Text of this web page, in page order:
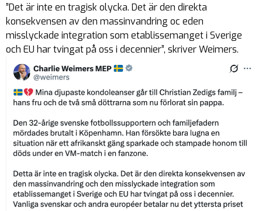
”Det är inte en tragisk olycka. Det är den direkta
konsekvensen av den massinvandring oc eden
misslyckade integration som etablissemanget i Sverige
och EU har tvingat på oss i decennier”, skriver Weimers.